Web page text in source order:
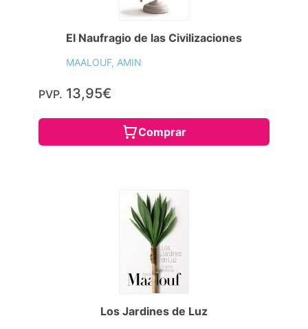
El Naufragio de las Civilizaciones
MAALOUF, AMIN
PVP. 13,95€
Comprar
Los Jardines de Luz